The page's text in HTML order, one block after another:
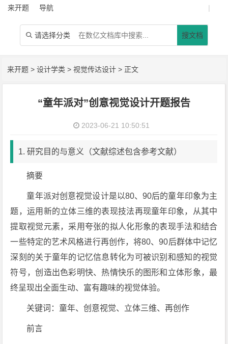
来开题 导航 |
 请选择分类 搜文档
来开题 >设计学类 >视觉传达设计 > 正文
“童年派对”创意视觉设计开题报告
2023-06-21 10:50:51
1. 研究目的与意义（文献综述包含参考文献）
摘要
童年派对创意视觉设计是以80、90后的童年印象为主
题，运用新的立体三维的表现技法再现童年印象，从其中
提取视觉元素，采用夸张的拟人化形象的表现手法和结合
一些特定的艺术风格进行再创作，将80、90后群体中记忆
深刻的关于童年的记忆信息转化为可被识别和感知的视觉
符号，创造出色彩明快、热情快乐的图形和立体形象，最
终呈现出全面生动、富有趣味的视觉体验。
关键词：童年、创意视觉、立体三维、再创作
前言